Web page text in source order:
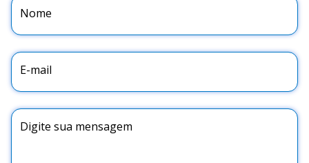
Nome
E-mail
Digite sua mensagem